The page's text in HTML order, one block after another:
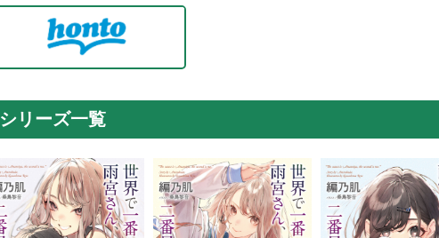
シリーズ一覧